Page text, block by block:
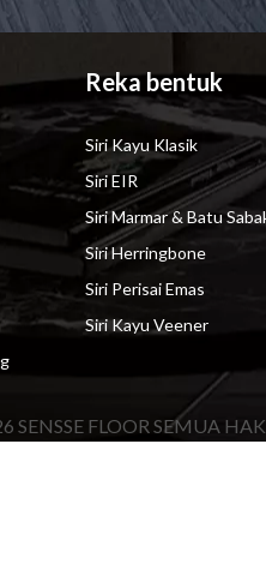
Reka bentuk
Siri Kayu Klasik
Siri EIR
Siri Marmar & Batu
Siri Herringbone
Siri Perisai Emas
Siri Kayu Veener
SENSSE FLOOR SEMUA